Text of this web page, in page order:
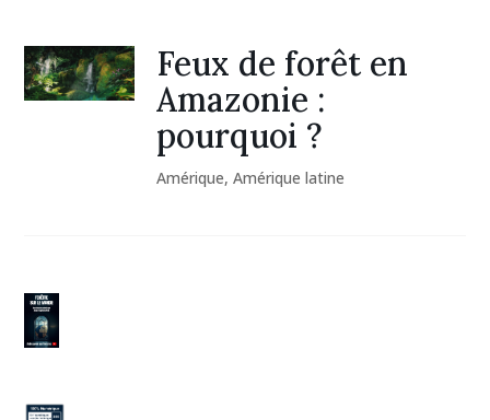
Feux de forêt en
Amazonie :
pourquoi ?
Amérique,Amérique latine